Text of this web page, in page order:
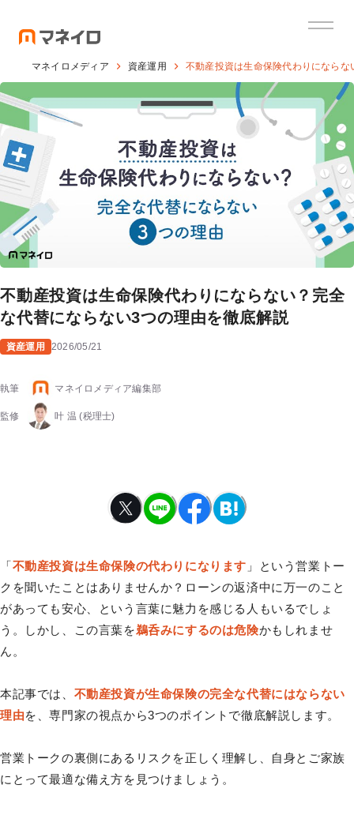
マネイロメディア 資産運用 不動産投資は生命保険代わりになら
不動産投資は生命保険代わりにならない？完全
な代替にならない3つの理由を徹底解説
資産運用 2026/05/21
執筆 マネイロメディア編集部
監修 叶 温 (税理士)
「不動産投資は生命保険の代わりになります 」という営業トー
クを聞いたことはありませんか？ローンの返済中に万一のこと
があっても安心、という言葉に魅力を感じる人もいるでしょ
う。しかし、この言葉を鵜呑みにするのは危険かもしれませ
ん。
本記事では、 不動産投資が生命保険の完全な代替にはならない
理由を、専門家の視点から3つのポイントで徹底解説します。
営業トークの裏側にあるリスクを正しく理解し、自身とご家族
にとって最適な備え方を見つけましょう。